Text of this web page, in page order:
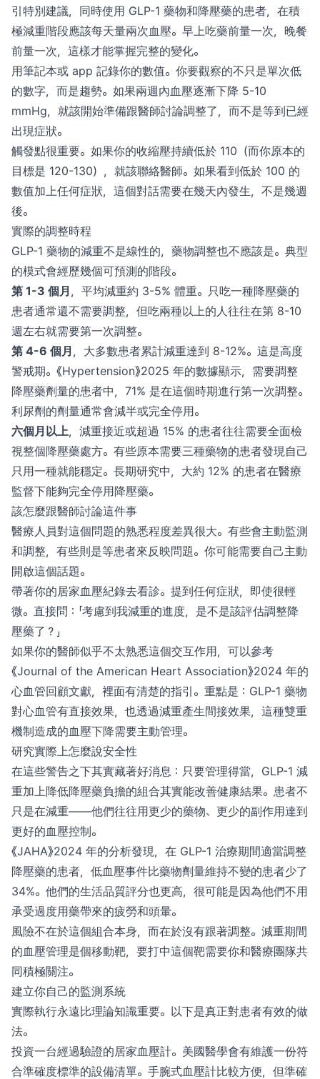
引特別建議，同時使用 GLP-1 藥物和降壓藥的患者，在積
極減重階段應該每天量兩次血壓。早上吃藥前量一次，晚餐
前量一次，這樣才能掌握完整的變化。
用筆記本或 app 記錄你的數值。你要觀察的不只是單次低
的數字，而是趨勢。如果兩週內血壓逐漸下降 5-10
mmHg，就該開始準備跟醫師討論調整了，而不是等到已經
出現症狀。
觸發點很重要。如果你的收縮壓持續低於 110（而你原本的
目標是 120-130），就該聯絡醫師。如果看到低於 100 的
數值加上任何症狀，這個對話需要在幾天內發生，不是幾週
後。
實際的調整時程
GLP-1 藥物的減重不是線性的，藥物調整也不應該是。典型
的模式會經歷幾個可預測的階段。
第 1-3 個月 ，平均減重約 3-5% 體重。只吃一種降壓藥的
患者通常還不需要調整，但吃兩種以上的人往往在第 8-10
週左右就需要第一次調整。
第 4-6 個月 ，大多數患者累計減重達到 8-12%。這是高度
警戒期。《Hypertension》2025 年的數據顯示，需要調整
降壓藥劑量的患者中，71% 是在這個時期進行第一次調整。
利尿劑的劑量通常會減半或完全停用。
六個月以上，減重接近或超過 15% 的患者往往需要全面檢
視整個降壓藥處方。有些原本需要三種藥物的患者發現自己
只用一種就能穩定。長期研究中，大約 12% 的患者在醫療
監督下能夠完全停用降壓藥。
該怎麼跟醫師討論這件事
醫療人員對這個問題的熟悉程度差異很大。有些會主動監測
和調整，有些則是等患者來反映問題。你可能需要自己主動
開啟這個話題。
帶著你的居家血壓紀錄去看診。提到任何症狀，即使很輕
微。直接問：「考慮到我減重的進度，是不是該評估調整降
壓藥了？」
如果你的醫師似乎不太熟悉這個交互作用，可以參考
《Journal of the American Heart Association》2024 年的
心血管回顧文獻，裡面有清楚的指引。重點是：GLP-1 藥物
對心血管有直接效果，也透過減重產生間接效果，這種雙重
機制造成的血壓下降需要主動管理。
研究實際上怎麼說安全性
在這些警告之下其實藏著好消息：只要管理得當，GLP-1 減
重加上降低降壓藥負擔的組合其實能改善健康結果。患者不
只是在減重——他們往往用更少的藥物、更少的副作用達到
更好的血壓控制。
《JAHA》2024 年的分析發現，在 GLP-1 治療期間適當調整
降壓藥的患者，低血壓事件比藥物劑量維持不變的患者少了
34%。他們的生活品質評分也更高，很可能是因為他們不用
承受過度用藥帶來的疲勞和頭暈。
風險不在於這個組合本身，而在於沒有跟著調整。減重期間
的血壓管理是個移動靶，要打中這個靶需要你和醫療團隊共
同積極關注。
建立你自己的監測系統
實際執行永遠比理論知識重要。以下是真正對患者有效的做
法。
投資一台經過驗證的居家血壓計。美國醫學會有維護一份符
合準確度標準的設備清單。手腕式血壓計比較方便，但準確